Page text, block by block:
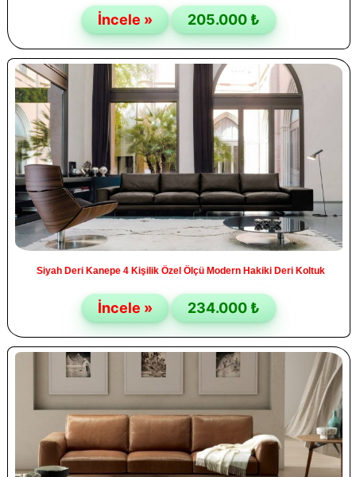
İncele » 205.000 ₺
Siyah Deri Kanepe 4 Kişilik Özel Ölçü Modern Hakiki Deri Koltuk
İncele » 234.000 ₺